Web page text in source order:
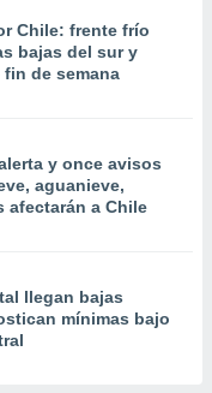
Chile: frente frío
bajas del sur y
de semana
y once avisos
aguanieve,
afectarán a Chile
llegan bajas
mínimas bajo